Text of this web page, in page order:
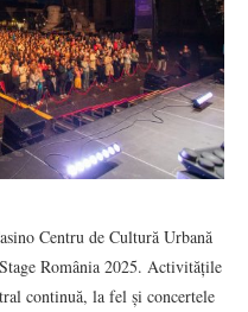
Centru de Cultură Urbană
România 2025. Activitățile
continuă, la fel și concertele